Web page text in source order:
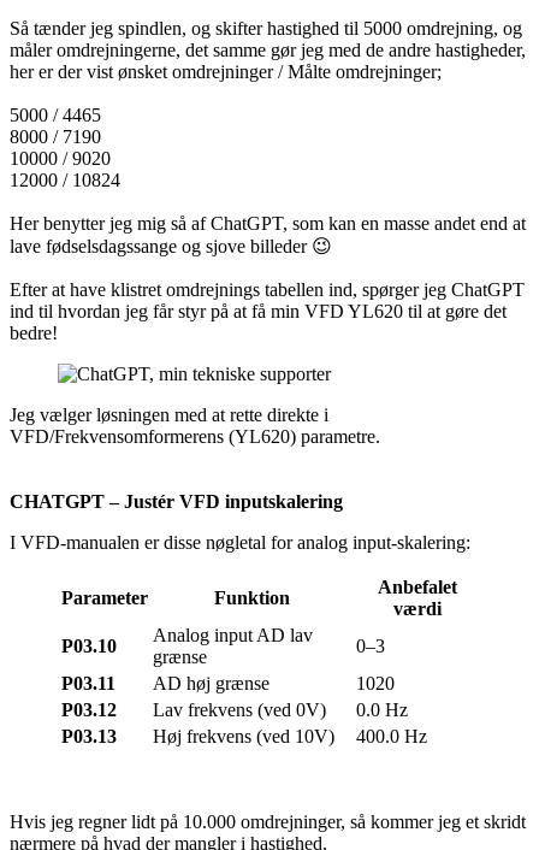
Så tænder jeg spindlen, og skifter hastighed til 5000 omdrejning, og
måler omdrejningerne, det samme gør jeg med de andre hastigheder,
her er der vist ønsket omdrejninger / Målte omdrejninger;
5000 / 4465
8000 / 7190
10000 / 9020
12000 / 10824
Her benytter jeg mig så af ChatGPT, som kan en masse andet end at
lave fødselsdagssange og sjove billeder 😉
Efter at have klistret omdrejnings tabellen ind, spørger jeg ChatGPT
ind til hvordan jeg får styr på at få min VFD YL620 til at gøre det
bedre!
Jeg vælger løsningen med at rette direkte i
VFD/Frekvensomformerens (YL620) parametre.
CHATGPT – Justér VFD inputskalering
I VFD-manualen er disse nøgletal for analog input-skalering:
Parameter Funktion
Anbefalet
værdi
P03.10
Analog input AD lav
grænse
0–3
P03.11
AD høj grænse
1020
P03.12
Lav frekvens (ved 0V)
0.0 Hz
P03.13
Høj frekvens (ved 10V) 400.0 Hz
Hvis jeg regner lidt på 10.000 omdrejninger, så kommer jeg et skridt
nærmere på hvad der mangler i hastighed,